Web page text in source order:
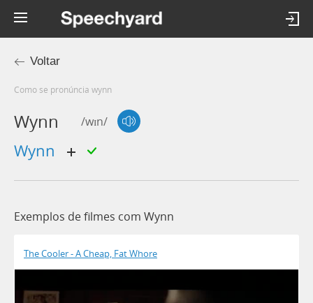
Voltar
Como se pronúncia wynn
Wynn /wɪn/
Wynn
Exemplos de filmes com Wynn
The Cooler - A Cheap, Fat Whore